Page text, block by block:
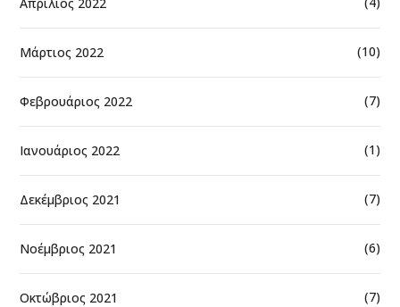
Μάρτιος 2022 (10)
Φεβρουάριος 2022 (7)
Ιανουάριος 2022 (1)
Δεκέμβριος 2021 (7)
Νοέμβριος 2021 (6)
Οκτώβριος 2021 (7)